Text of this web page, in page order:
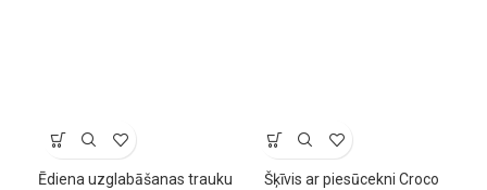
Ēdiena uzglabāšanas trauku
Šķīvis ar piesūcekni Croco